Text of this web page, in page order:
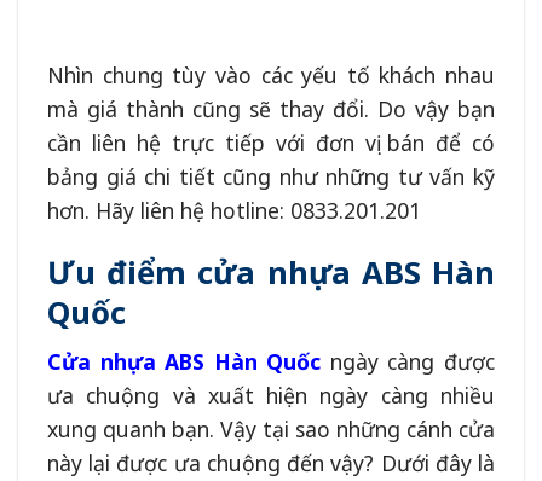
Nhìn chung tùy vào các yếu tố khách nhau
mà giá thành cũng sẽ thay đổi. Do vậy bạn
cần liên hệ trực tiếp với đơn vị bán để có
bảng giá chi tiết cũng như những tư vấn kỹ
hơn. Hãy liên hệ hotline: 0833.201.201
Ưu điểm cửa nhựa ABS Hàn
Quốc
Cửa nhựa ABS Hàn Quốc ngày càng được
ưa chuộng và xuất hiện ngày càng nhiều
xung quanh bạn. Vậy tại sao những cánh cửa
này lại được ưa chuộng đến vậy? Dưới đây là